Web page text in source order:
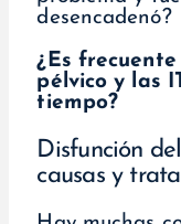
desencadenó?
¿Es
pélvico y las
tiempo?
Disfunción
causas y